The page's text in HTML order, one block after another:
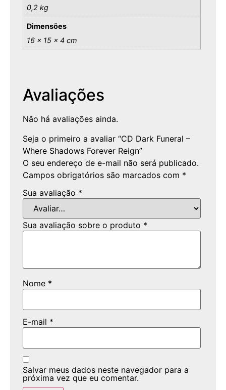
0,2 kg
Dimensões
16 × 15 × 4 cm
Avaliações
Não há avaliações ainda.
Seja o primeiro a avaliar “CD Dark Funeral –
Where Shadows Forever Reign”
O seu endereço de e-mail não será publicado.
Campos obrigatórios são marcados com *
Sua avaliação *
Sua avaliação sobre o produto *
Nome *
E-mail *
Salvar meus dados neste navegador para a
próxima vez que eu comentar.